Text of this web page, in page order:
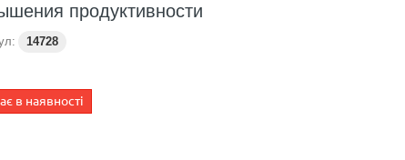
продуктивности
14728
в наявності